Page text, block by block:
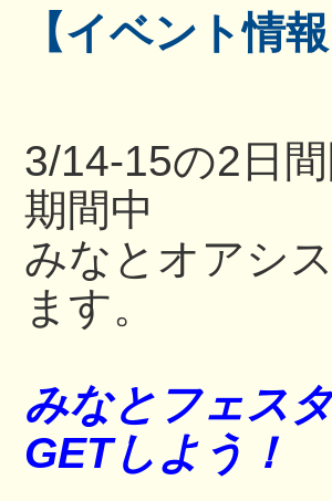
【イベント情
3/14-15の2日
期間中
みなとオアシ
ます。
みなとフェス
GETしよう！